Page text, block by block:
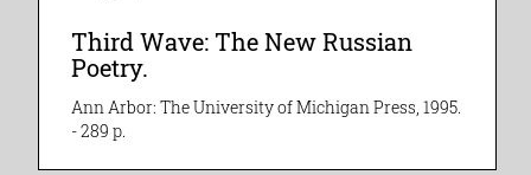
Third Wave: The New Russian
Poetry.
Ann Arbor: The University of Michigan Press, 1995.
- 289 p.